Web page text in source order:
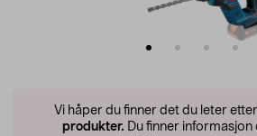
Vi håper du finner det du leter
produkter. Du finner